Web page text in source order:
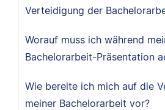
Verteidigung der
Worauf muss ich während
Bachelorarbeit-Präsentation
Wie bereite ich mich auf die
meiner Bachelorarbeit vor?